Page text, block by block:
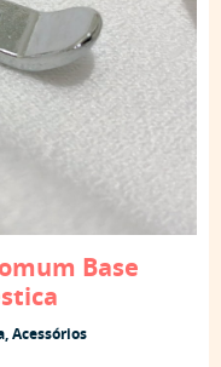
Base
,Acessórios